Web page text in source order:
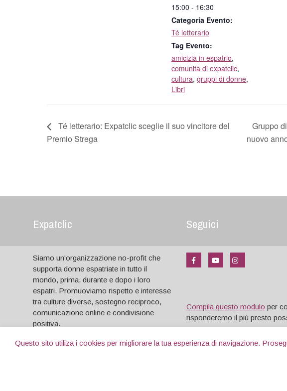
15:00 - 16:30
Categoria Evento:
Té letterario
Tag Evento:
amicizia in espatrio,
comunità di expatclic,
cultura,gruppi di donne,
Libri
Té letterario: Expatclic sceglie il suo vincitore del
Premio Strega
Gruppo
nuovo
Expatclic
Siamo un'organizzazione no-profit che
supporta donne espatriate in tutto il
mondo, prima, durante e dopo i loro
espatri. Promuoviamo rispetto e interesse
tra culture diverse, sostegno reciproco,
comunicazione online e condivisione
positiva.
Seguici
Compila questo modulo per
risponderemo il più presto
Questo sito utiliza i cookies per migliorare la tua esperienza di navigazione.